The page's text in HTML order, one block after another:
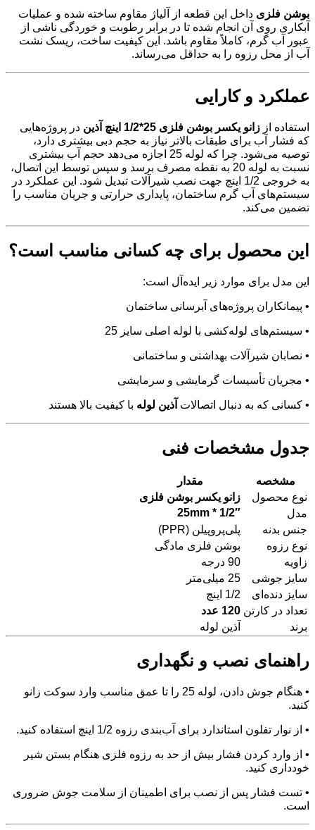
بوشن فلزی داخل این قطعه از آلیاژ مقاوم ساخته شده و عملیات
آبکاری روی آن انجام شده تا در برابر رطوبت و خوردگی ناشی از
عبور آب گرم، کاملاً مقاوم باشد. این کیفیت ساخت، ریسک نشت
آب از محل رزوه را به حداقل می‌رساند.
عملکرد و کارایی
استفاده از زانو یکسر بوشن فلزی 25*1/2 اینچ آذین
در پروژه‌هایی
که فشار آب برای طبقات بالاتر نیاز به حجم دبی بیشتری دارد،
توصیه می‌شود. چرا که لوله 25 اجازه می‌دهد حجم آب بیشتری
نسبت به لوله 20 به نقطه مصرف برسد و سپس توسط این اتصال،
به خروجی 1/2 اینچ جهت نصب شیرآلات تبدیل شود. این عملکرد در
سیستم‌های آب گرم ساختمان، پایداری حرارتی و جریان مناسب را
تضمین می‌کند.
این محصول برای چه کسانی مناسب است؟
این مدل برای موارد زیر ایده‌آل است:
• پیمانکاران پروژه‌های آبرسانی ساختمان
• سیستم‌های لوله‌کشی با لوله اصلی سایز 25
• نصابان شیرآلات بهداشتی و ساختمانی
• مجریان تأسیسات گرمایشی و سرمایشی
• کسانی که به دنبال اتصالات آذین لوله با کیفیت بالا هستند
جدول مشخصات فنی
مشخصه
مقدار
نوع محصول
زانو یکسر بوشن فلزی
مدل
25mm * 1/2″
جنس بدنه
پلی‌پروپیلن (PPR)
نوع رزوه
بوشن فلزی مادگی
زاویه
90 درجه
سایز جوشی
25 میلی‌متر
سایز دنده‌ای
1/2 اینچ
تعداد در کارتن 120 عدد
برند
آذین لوله
راهنمای نصب و نگهداری
• هنگام جوش دادن، لوله 25 را تا عمق مناسب وارد سوکت زانو
کنید.
• از نوار تفلون استاندارد برای آب‌بندی رزوه 1/2 اینچ استفاده کنید.
• از وارد کردن فشار بیش از حد به رزوه فلزی هنگام بستن شیر
خودداری کنید.
• تست فشار پس از نصب برای اطمینان از سلامت جوش ضروری
است.